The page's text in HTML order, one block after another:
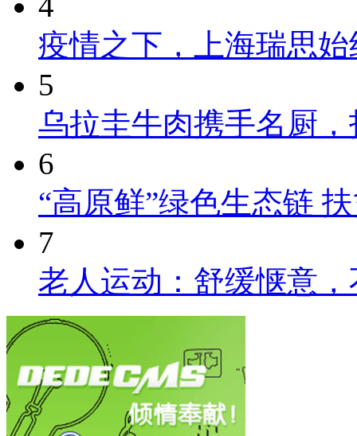
疫情之下，上海瑞思
5
乌拉圭牛肉携手名厨
6
“高原鲜”绿色生态链
7
老人运动：舒缓惬意